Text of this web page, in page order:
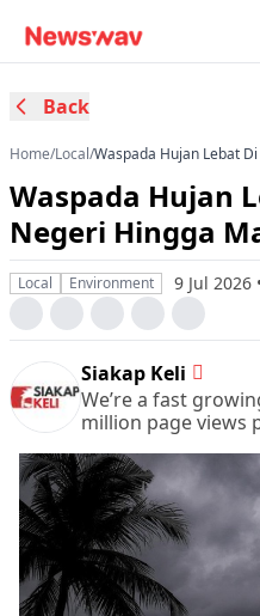
Back
Home/Local/Waspada Hujan Lebat
Waspada Hujan
Negeri Hingga
Local Environment 9 Jul 2026
Siakap Keli
We’re a fast
million page views